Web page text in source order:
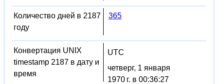
Количество дней в 2187
году
365
Конвертация UNIX
timestamp 2187 в дату и
время
UTC
четверг, 1 января
1970 г. в 00:36:27